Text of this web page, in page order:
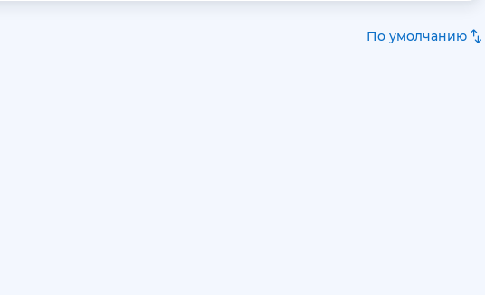
По умолчанию